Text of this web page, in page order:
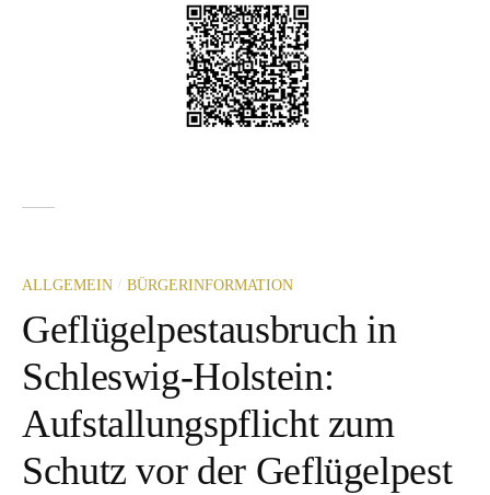
ALLGEMEIN / BÜRGERINFORMATION
Geflügelpestausbruch in
Schleswig-Holstein:
Aufstallungspflicht zum
Schutz vor der Geflügelpest